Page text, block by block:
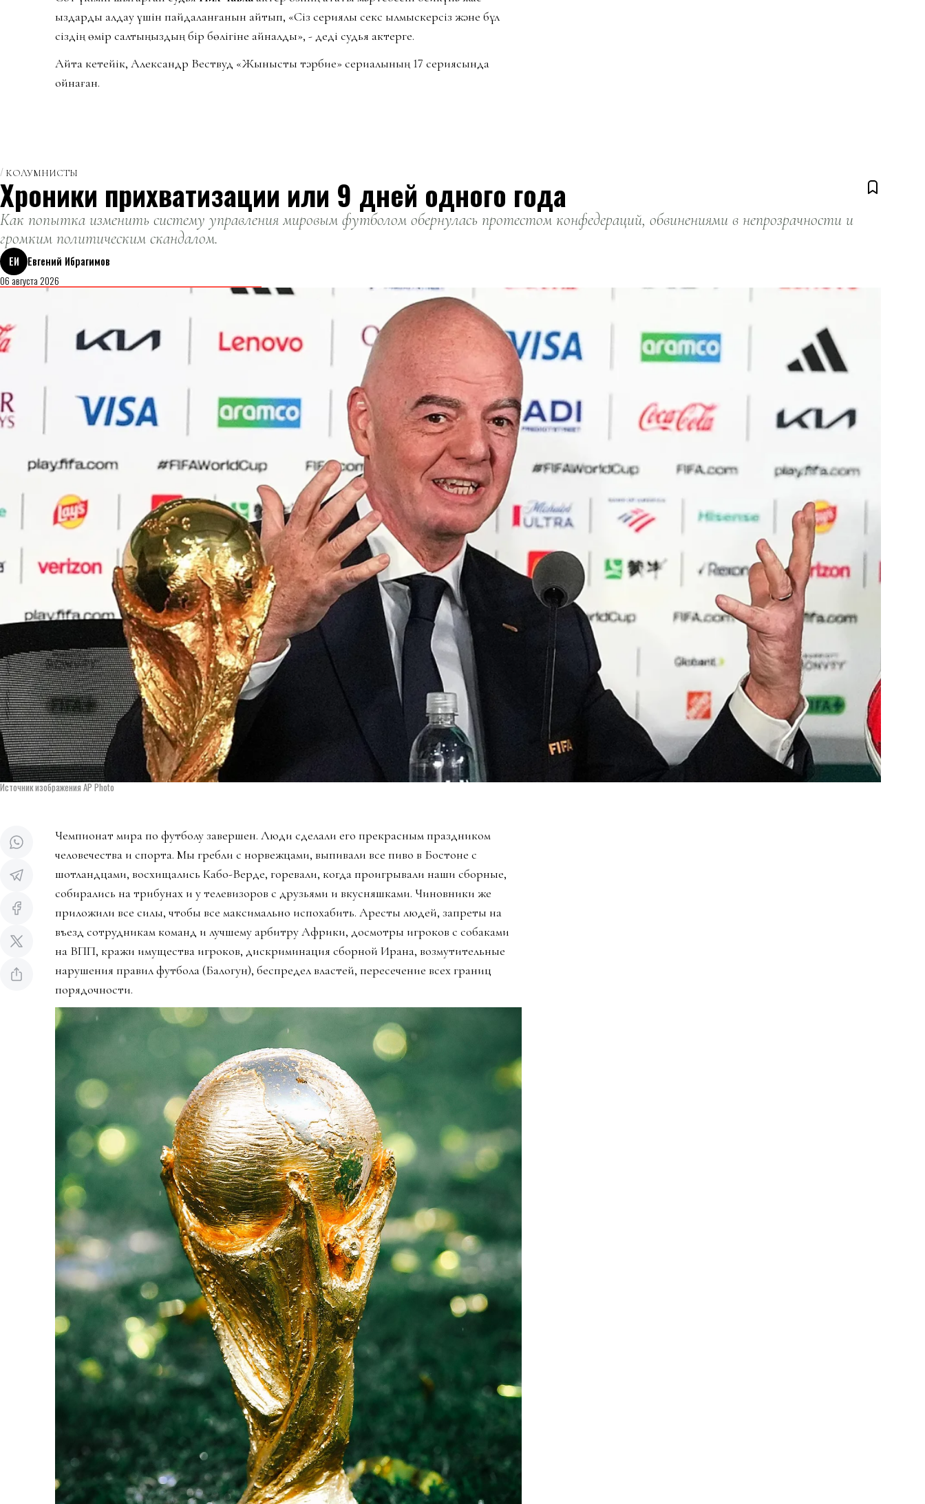
қыздарды алдау үшін пайдаланғанын айтып, «Сіз сериялық секс қылмыскерсіз және бұл
сіздің өмір салтыңыздың бір бөлігіне айналды», - деді судья актерге.
Айта кетейік, Александр Вествуд «Жыныстық тәрбие» сериалының 17 сериясында
ойнаған.
КОЛУМНИСТЫ
Хроники прихватизации или 9 дней одного года
Как попытка изменить систему управления мировым футболом обернулась протестом конфедераций, обвинениями в непрозрачности и
громким политическим скандалом.
ЕИ
Евгений Ибрагимов
06 августа 2026
Источник изображения AP Photo
Чемпионат мира по футболу завершен. Люди сделали его прекрасным праздником
человечества и спорта. Мы гребли с норвежцами, выпивали все пиво в Бостоне с
шотландцами, восхищались Кабо-Верде, горевали, когда проигрывали наши сборные,
собирались на трибунах и у телевизоров с друзьями и вкусняшками. Чиновники же
приложили все силы, чтобы все максимально испохабить. Аресты людей, запреты на
въезд сотрудникам команд и лучшему арбитру Африки, досмотры игроков с собаками
на ВПП, кражи имущества игроков, дискриминация сборной Ирана, возмутительные
нарушения правил футбола (Балогун), беспредел властей, пересечение всех границ
порядочности.